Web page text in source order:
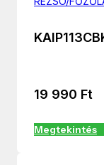
19 990 Ft
Megtekintés